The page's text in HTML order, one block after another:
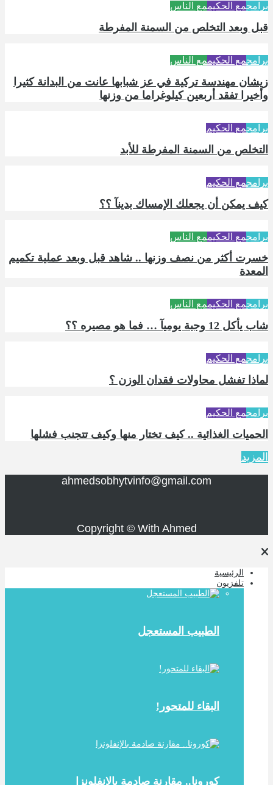
برامجمع الحكيممع الناس
قبل وبعد التخلص من السمنة المفرطة
برامجمع الحكيممع الناس
زيشان مهندسة تركية في عز شبابها عانت من البدانة كثيرا
وأخيرا تفقد أربعين كيلوغراما من وزنها
برامجمع الحكيم
التخلص من السمنة المفرطة للأبد
برامجمع الحكيم
كيف يمكن أن يجعلك الإمساك بدينآ ؟؟
برامجمع الحكيممع الناس
خسرت أكثر من نصف وزنها .. شاهد قبل وبعد عملية تكميم
المعدة
برامجمع الحكيممع الناس
شاب يأكل 12 وجبة يوميآ … فما هو مصيره ؟؟
برامجمع الحكيم
لماذا تفشل محاولات فقدان الوزن ؟
برامجمع الحكيم
الحميات الغذائية .. كيف تختار منها وكيف تتجنب فشلها
المزيد
ahmedsobhytvinfo@gmail.com
Copyright © With Ahmed
الرئيسية
تلفزيون
الطبيب المستعجل
البقاء للمتحور!
كورونا.. مقارنة صادمة بالإنفلونزا